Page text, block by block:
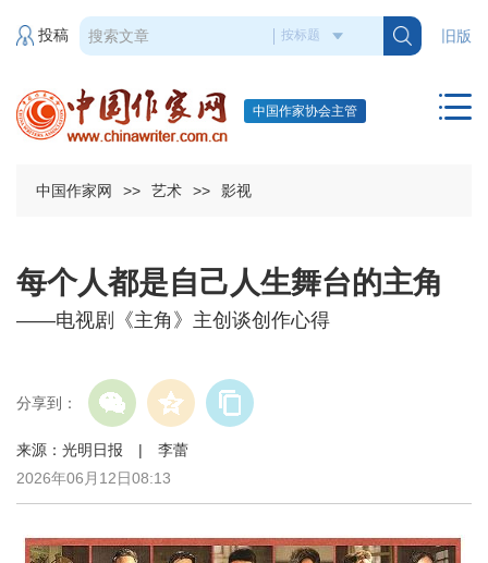
旧版
投稿
中国作家协会主管
中国作家网 >> 艺术 >> 影视
每个人都是自己人生舞台的主角
——电视剧《主角》主创谈创作心得
分享到：
来源：光明日报 | 李蕾
2026年06月12日08:13